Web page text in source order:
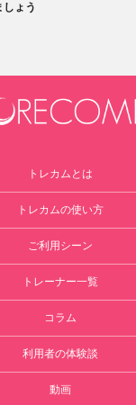
ょう
トレカムとは
トレカムの使い方
ご利用シーン
トレーナー一覧
コラム
利用者の体験談
動画